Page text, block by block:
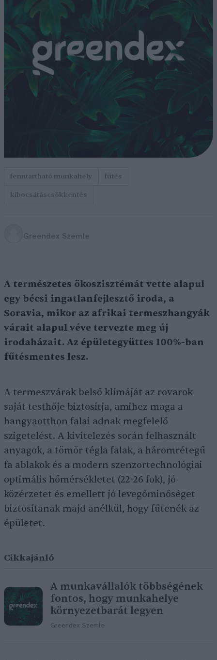
fenntartható munkahely
fűtés
kibocsátáscsökkentés
Greendex Szemle
A természetes ökoszisztémát vette alapul
egy bécsi ingatlanfejlesztő iroda, a
Soravia, mikor az afrikai termeszhangyák
várait alapul véve tervezte meg új
irodaházait. Az épületegyüttes 100%-ban
fűtésmentes lesz.
A termeszvárak belső klímáját az rovarok
saját testhője biztosítja, amihez maga a
hangyaotthon falai adnak megfelelő
szigetelést. A kivitelezés során felhasznált
anyagok, a tömör tégla falak, a háromrétegű
fa ablakok és a modern szenzortechnológiai
optimális hőmérsékletet (22-26 fok), jó
közérzetet és emellett jó levegőminőséget
biztosítanak majd anélkül, hogy fűtenék az
épületet.
Cikkajánló
A munkavállalók többségének
fontos, hogy munkahelye
környezetbarát legyen
Greendex Szemle